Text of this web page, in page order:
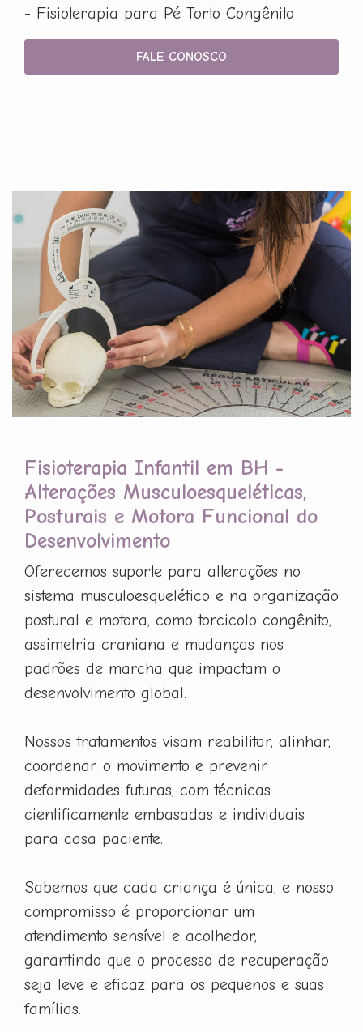
- Fisioterapia para Pé Torto Congênito
FALE CONOSCO
Fisioterapia Infantil em BH -
Alterações Musculoesqueléticas,
Posturais e Motora Funcional do
Desenvolvimento
Oferecemos suporte para alterações no
sistema musculoesquelético e na organização
postural e motora, como torcicolo congênito,
assimetria craniana e mudanças nos
padrões de marcha que impactam o
desenvolvimento global.
Nossos tratamentos visam reabilitar, alinhar,
coordenar o movimento e prevenir
deformidades futuras, com técnicas
cientificamente embasadas e individuais
para casa paciente.
Sabemos que cada criança é única, e nosso
compromisso é proporcionar um
atendimento sensível e acolhedor,
garantindo que o processo de recuperação
seja leve e eficaz para os pequenos e suas
famílias.